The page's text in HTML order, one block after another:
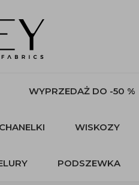
WYPRZEDAŻ DO -50 %
CHANELKI WISKOZY
PODSZEWKA